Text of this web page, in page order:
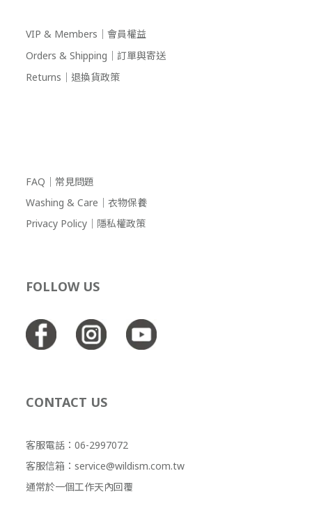
VIP & Members｜會員權益
Orders & Shipping｜訂單與寄送
Returns｜退換貨政策
FAQ｜常見問題
Washing & Care｜衣物保養
Privacy Policy｜隱私權政策
FOLLOW US
CONTACT US
客服電話：06-2997072
客服信箱：service@wildism.com.tw
通常於一個工作天內回覆